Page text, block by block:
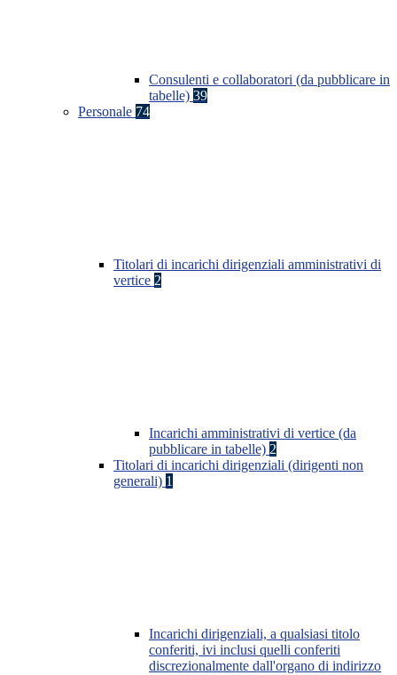
Consulenti e collaboratori (da pubblicare in
tabelle) 39
Personale 74
Titolari di incarichi dirigenziali amministrativi di
vertice 2
Incarichi amministrativi di vertice (da
pubblicare in tabelle) 2
Titolari di incarichi dirigenziali (dirigenti non
generali) 1
Incarichi dirigenziali, a qualsiasi titolo
conferiti, ivi inclusi quelli conferiti
discrezionalmente dall'organo di indirizzo